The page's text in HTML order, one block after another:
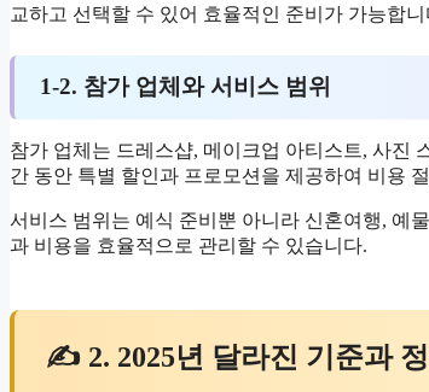
교하고 선택할 수 있어 효율적인 준비가 가능합니
1-2. 참가 업체와 서비스 범위
참가 업체는 드레스샵, 메이크업 아티스트, 사진
간 동안 특별 할인과 프로모션을 제공하여 비용
서비스 범위는 예식 준비뿐 아니라 신혼여행, 예
과 비용을 효율적으로 관리할 수 있습니다.
✍ 2. 2025년 달라진 기준과 정